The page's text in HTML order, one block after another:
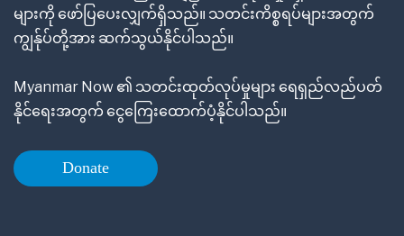
များကို ဖော်ပြပေးလျှက်ရှိသည်။ သတင်းကိစ္စရပ်များအတွက်
ကျွန်ုပ်တို့အား ဆက်သွယ်နိုင်ပါသည်။
Myanmar Now ၏ သတင်းထုတ်လုပ်မှုများ ရေရှည်လည်ပတ်
နိုင်ရေးအတွက် ငွေကြေးထောက်ပံ့နိုင်ပါသည်။
Donate